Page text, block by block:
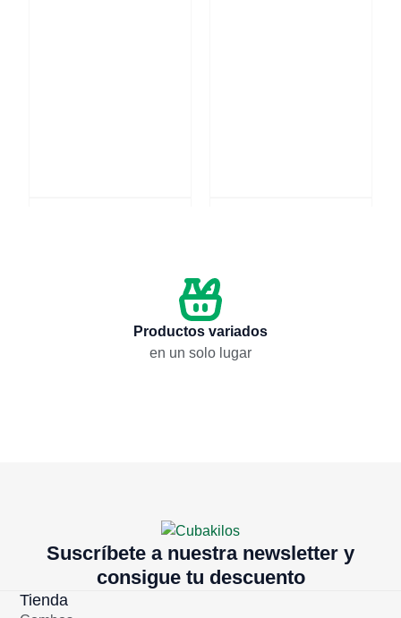
Productos variados
en un solo lugar
Suscríbete a nuestra newsletter y
consigue tu descuento
Tienda